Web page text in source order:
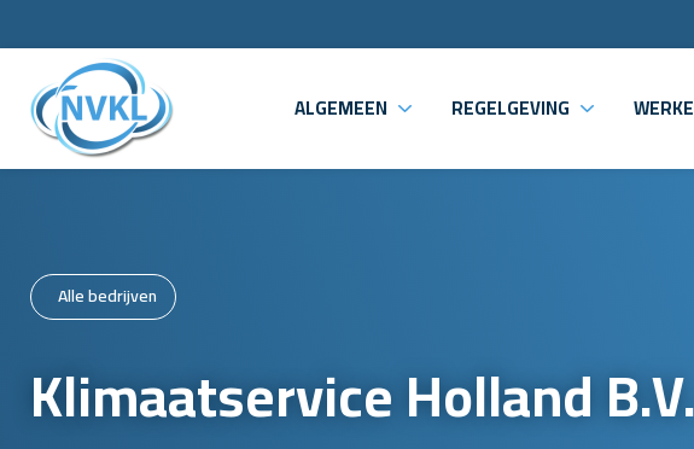
ALGEMEEN REGELGEVING
Alle bedrijven
Klimaatservice Holland B.V.